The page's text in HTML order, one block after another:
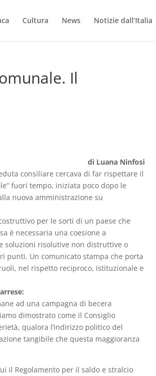
Cultura News Notizie dall’Italia
Il
di Luana Ninfosi
consiliare cercava di far rispettare il
fuori tempo, iniziata poco dopo le
nuova amministrazione su
per le sorti di un paese che
è necessaria una coesione a
soluzioni risolutive non distruttive o
punti. Un comunicato stampa che porta
nel rispetto reciproco, istituzionale e
ad una campagna di becera
dimostrato come il Consiglio
qualora l’indirizzo politico del
tangibile che questa maggioranza
il Regolamento per il saldo e stralcio